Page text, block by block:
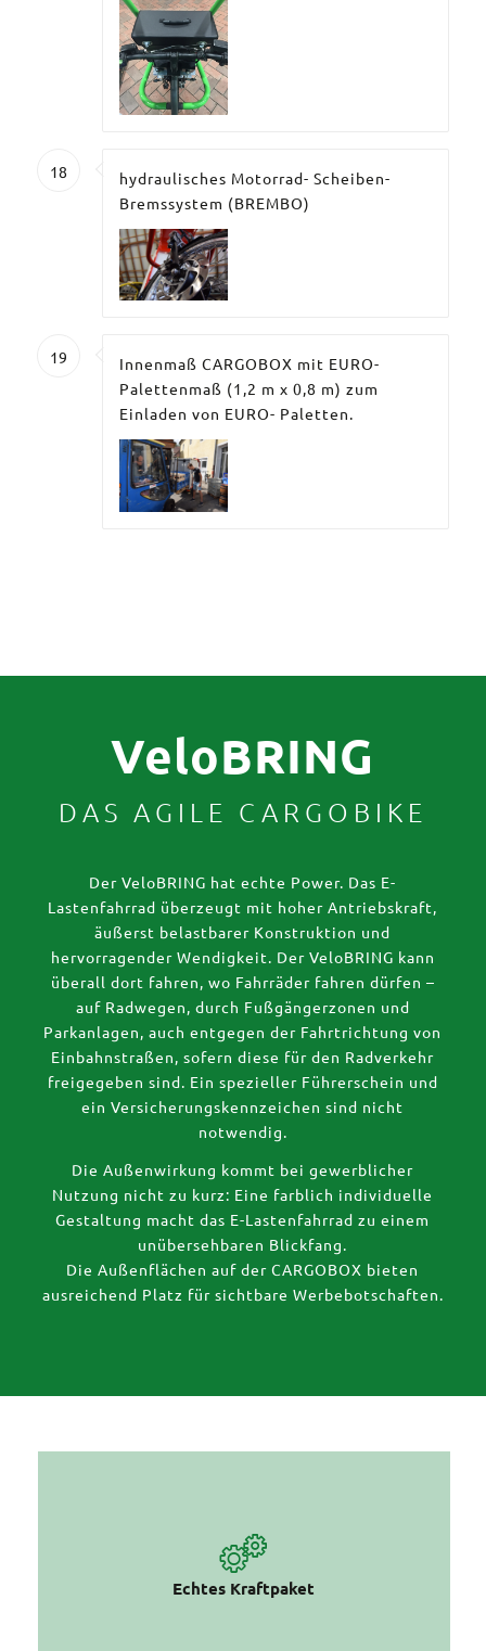
18
hydraulisches Motorrad- Scheiben-
Bremssystem (BREMBO)
19
Innenmaß CARGOBOX mit EURO-
Palettenmaß (1,2 m x 0,8 m) zum
Einladen von EURO- Paletten.
VeloBRING
DAS AGILE CARGOBIKE
Der VeloBRING hat echte Power. Das E-
Lastenfahrrad überzeugt mit hoher Antriebskraft,
äußerst belastbarer Konstruktion und
hervorragender Wendigkeit. Der VeloBRING kann
überall dort fahren, wo Fahrräder fahren dürfen –
auf Radwegen, durch Fußgängerzonen und
Parkanlagen, auch entgegen der Fahrtrichtung von
Einbahnstraßen, sofern diese für den Radverkehr
freigegeben sind. Ein spezieller Führerschein und
ein Versicherungskennzeichen sind nicht
notwendig.
Die Außenwirkung kommt bei gewerblicher
Nutzung nicht zu kurz: Eine farblich individuelle
Gestaltung macht das E-Lastenfahrrad zu einem
unübersehbaren Blickfang.
Die Außenflächen auf der CARGOBOX bieten
ausreichend Platz für sichtbare Werbebotschaften.
Echtes Kraftpaket
DUAL MOTOR DRIVE mit 200 Nm
Drehmoment